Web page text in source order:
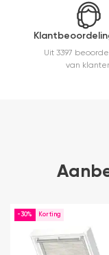
Uit 3397
van
-30%